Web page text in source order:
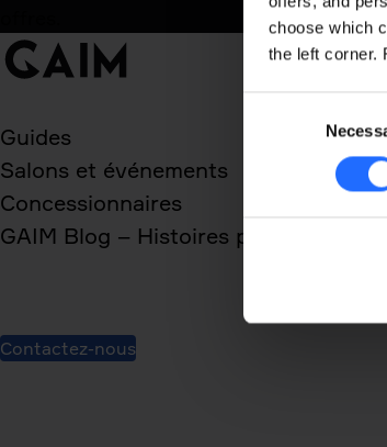
choose which
the left corner.
Guides
Salons et événements
Concessionnaires
GAIM Blog – Histoires pour Inspirer
Contactez-nous